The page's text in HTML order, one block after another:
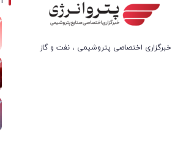
خبرگزاری اختصاصی پتروشیمی ، نفت و گاز